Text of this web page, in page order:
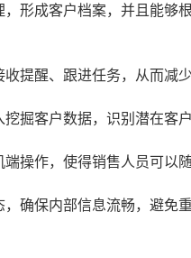
形成客户档案，并且能够
提醒、跟进任务，从而减
掘客户数据，识别潜在客
操作，使得销售人员可以
确保内部信息流畅，避免重